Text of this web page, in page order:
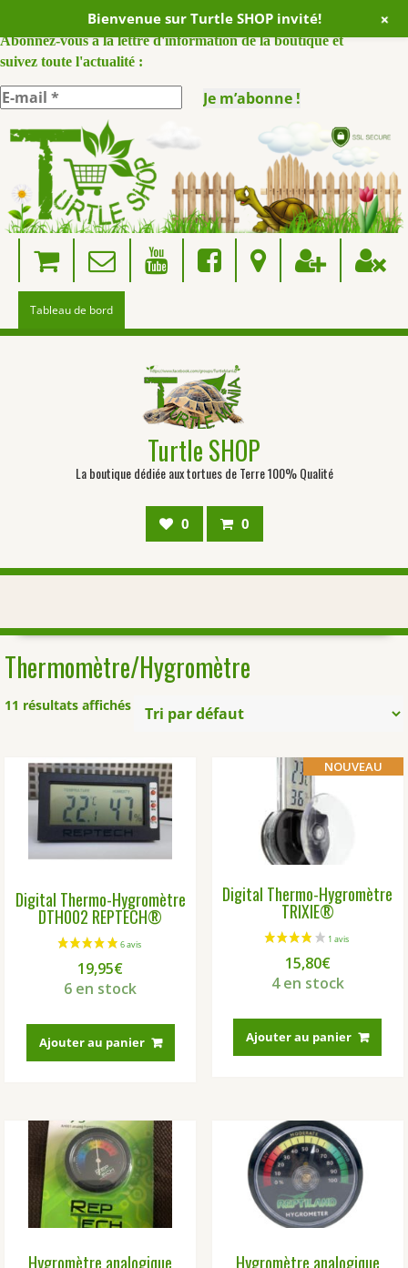
ABONNEZ VOUS A NOTRE NEWSLETTER :
Abonnez-vous à la lettre d'information de la boutique et
suivez toute l'actualité :
Skip
to
content
Tableau de bord
Turtle SHOP
La boutique dédiée aux tortues de Terre 100% Qualité
0 0
Thermomètre/Hygromètre
11 résultats affichés
Digital Thermo-Hygromètre
DTH002 REPTECH®
19,95€
6 en stock
Ajouter au panier
NOUVEAU
Digital Thermo-Hygromètre
TRIXIE®
15,80€
4 en stock
Ajouter au panier
Hygromètre analogique Hygromètre analogique
Bienvenue sur Turtle SHOP invité! +